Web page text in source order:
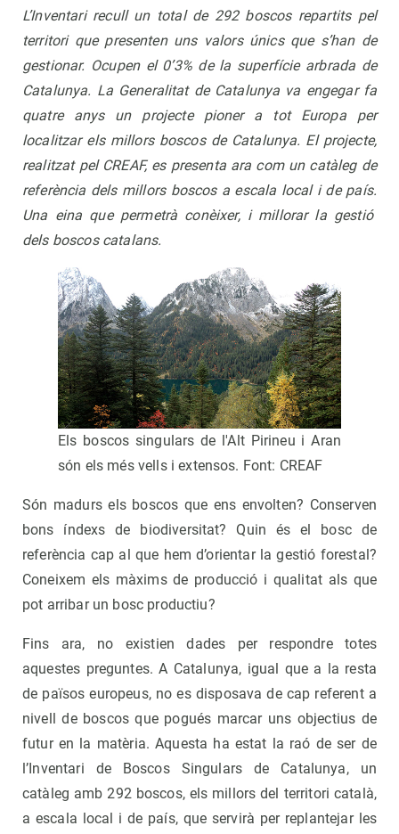
L’Inventari recull un total de 292 boscos repartits pel
territori que presenten uns valors únics que s’han de
gestionar. Ocupen el 0’3% de la superfície arbrada de
Catalunya. La Generalitat de Catalunya va engegar fa
quatre anys un projecte pioner a tot Europa per
localitzar els millors boscos de Catalunya. El projecte,
realitzat pel CREAF, es presenta ara com un catàleg de
referència dels millors boscos a escala local i de país.
Una eina que permetrà conèixer, i millorar la gestió
dels boscos catalans.
Els boscos singulars de l'Alt Pirineu i Aran
són els més vells i extensos. Font: CREAF
Són madurs els boscos que ens envolten? Conserven
bons índexs de biodiversitat? Quin és el bosc de
referència cap al que hem d’orientar la gestió forestal?
Coneixem els màxims de producció i qualitat als que
pot arribar un bosc productiu?
Fins ara, no existien dades per respondre totes
aquestes preguntes. A Catalunya, igual que a la resta
de països europeus, no es disposava de cap referent a
nivell de boscos que pogués marcar uns objectius de
futur en la matèria. Aquesta ha estat la raó de ser de
l’Inventari de Boscos Singulars de Catalunya, un
catàleg amb 292 boscos, els millors del territori català,
a escala local i de país, que servirà per replantejar les